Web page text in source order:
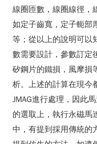
線圈匝數，線圈線徑，
如定子齒寬，定子軛部
等；從以上的說明可以
數需要設計，參數訂定
矽鋼片的鐵損，風摩損
析。上述的計算在現今
JMAG進行處理，因此
的選取上，執行永磁馬
中，有提到採用傳統的